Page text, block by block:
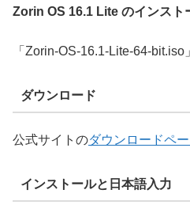
Zorin OS 16.1 Lite のインスト
「Zorin-OS-16.1-Lite-64-
ダウンロード
公式サイトのダウンロードペ
インストールと日本語入力